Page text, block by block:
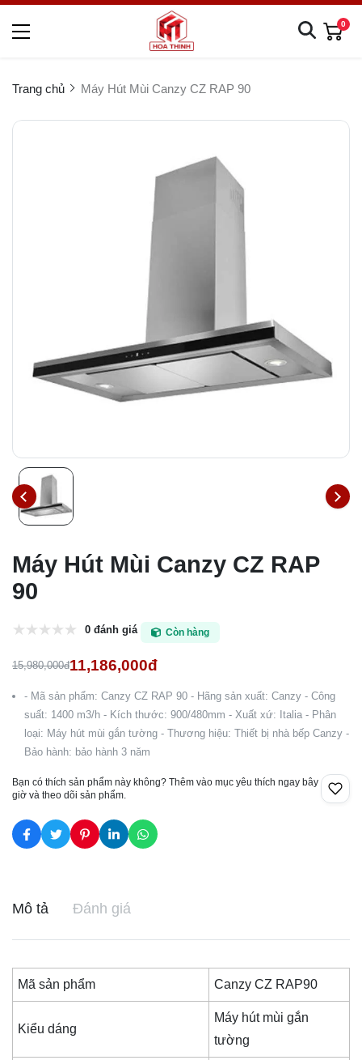
0
Trang chủ Máy Hút Mùi Canzy CZ RAP 90
Máy Hút Mùi Canzy CZ RAP
90
0 đánh giá Còn hàng
15,980,000đ11,186,000đ
- Mã sản phẩm: Canzy CZ RAP 90 - Hãng sản xuất: Canzy - Công
suất: 1400 m3/h - Kích thước: 900/480mm - Xuất xứ: Italia - Phân
loại: Máy hút mùi gắn tường - Thương hiệu: Thiết bị nhà bếp Canzy -
Bảo hành: bảo hành 3 năm
Bạn có thích sản phẩm này không? Thêm vào mục yêu thích ngay bây
giờ và theo dõi sản phẩm.
Mô tả Đánh giá
Mã sản phẩm Canzy CZ RAP90
Kiểu dáng
Máy hút mùi gắn
tường